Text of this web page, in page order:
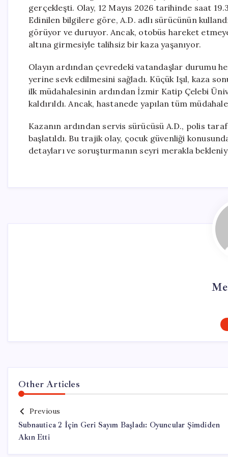
gerçekleşti. Olay, 12 Mayıs 2026 tarihinde saat
Edinilen bilgilere göre, A.D. adlı sürücünün
görüyor ve duruyor. Ancak, otobüs hareket
altına girmesiyle talihsiz bir kaza yaşanıyor.
Olayın ardından çevredeki vatandaşlar durumu
yerine sevk edilmesini sağladı. Küçük Işıl, kaza
ilk müdahalesinin ardından İzmir Katip Çelebi
kaldırıldı. Ancak, hastanede yapılan tüm
Kazanın ardından servis sürücüsü A.D., polis
başlatıldı. Bu trajik olay, çocuk güvenliği
detayları ve soruşturmanın seyri merakla
Other Articles
Previous
Subnautica 2 İçin Geri Sayım Başladı: Oyuncular Şimdiden
Akın Etti